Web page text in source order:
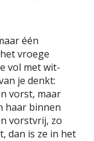
één
vroege
vol met wit-
je denkt:
vorst, maar
haar binnen
vorstvrij, zo
dan is ze in het